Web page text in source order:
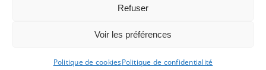
Refuser
Voir les préférences
Politique de cookiesPolitique de confidentialité
Politique de confidentialité